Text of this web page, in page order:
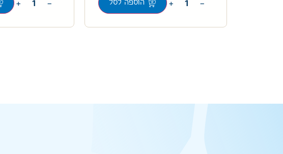
−
+ הוספה לסל −
+